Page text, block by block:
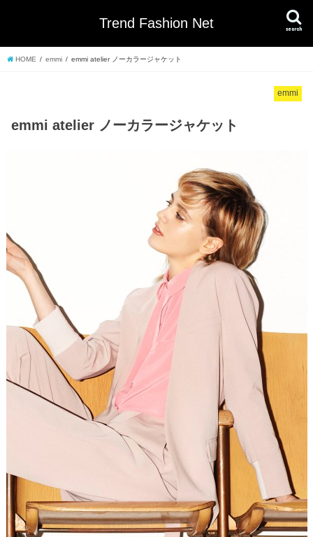
Trend Fashion Net search
HOME emmi emmi atelier ノーカラージャケット
emmi
emmi atelier ノーカラージャケット